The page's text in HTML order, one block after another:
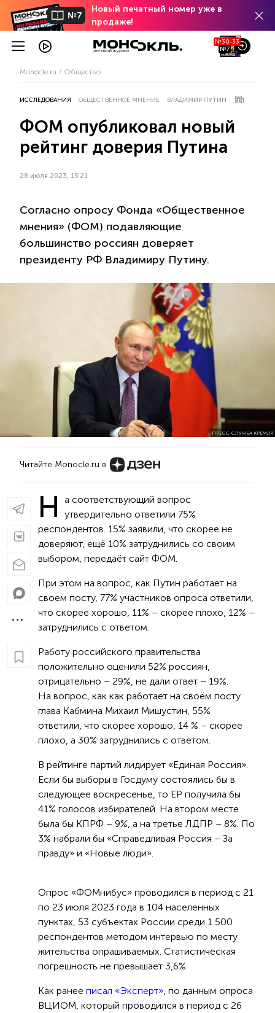
№7
Новый печатный номер уже в
продаже!
№30-33
№7
Monocle.ru Общество
ИССЛЕДОВАНИЯ ОБЩЕСТВЕННОЕ МНЕНИЕ ВЛАДИМИР ПУТИН
ФОМ опубликовал новый
рейтинг доверия Путина
28 июля 2023, 15:21
Согласно опросу Фонда «Общественное
мнения» (ФОМ) подавляющие
большинство россиян доверяет
президенту РФ Владимиру Путину.
ПРЕСС-СЛУЖБА КРЕМЛЯ
Читайте Monocle.ru в
Н
а соответствующий вопрос
утвердительно ответили 75%
респондентов. 15% заявили, что скорее не
доверяют, ещё 10% затруднились со своим
выбором, передаёт сайт ФОМ.
При этом на вопрос, как Путин работает на
своем посту, 77% участников опроса ответили,
что скорее хорошо, 11% – скорее плохо, 12% –
затруднились с ответом.
Работу российского правительства
положительно оценили 52% россиян,
отрицательно – 29%, не дали ответ – 19%.
На вопрос, как как работает на своём посту
глава Кабмина Михаил Мишустин, 55%
ответили, что скорее хорошо, 14 % – скорее
плохо, а 30% затруднились с ответом.
В рейтинге партий лидирует «Единая Россия».
Если бы выборы в Госдуму состоялись бы в
следующее воскресенье, то ЕР получила бы
41% голосов избирателей. На втором месте
была бы КПРФ – 9%, а на третье ЛДПР – 8%. По
3% набрали бы «Справедливая Россия – За
правду» и «Новые люди».
Опрос «ФОМнибус» проводился в период с 21
по 23 июля 2023 года в 104 населенных
пунктах, 53 субъектах России среди 1 500
респондентов методом интервью по месту
жительства опрашиваемых. Статистическая
погрешность не превышает 3,6%.
Как ранее писал «Эксперт» , по данным опроса
ВЦИОМ, который проводился в период с 26